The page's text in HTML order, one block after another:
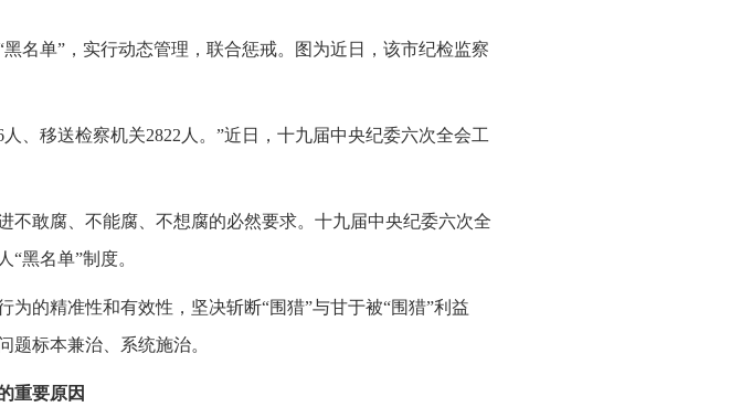
名单”，实行动态管理，联合惩戒。图为近日，该市纪检监察
、移送检察机关2822人。”近日，十九届中央纪委六次全会工
敢腐、不能腐、不想腐的必然要求。十九届中央纪委六次全
黑名单”制度。
的精准性和有效性，坚决斩断“围猎”与甘于被“围猎”利益
题标本兼治、系统施治。
重要原因